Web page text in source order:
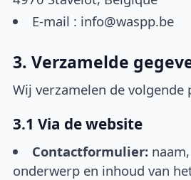
E-mail : info@waspp.be
3. Verzamelde
Wij verzamelen de volgende
3.1 Via de website
Contactformulier:naam,
onderwerp en inhoud van